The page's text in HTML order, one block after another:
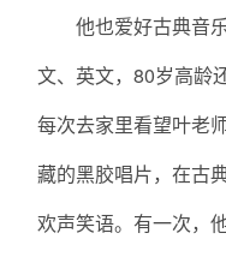
他也爱好古典音
文、英文，80岁高龄
每次去家里看望叶老
藏的黑胶唱片，在古
欢声笑语。有一次，